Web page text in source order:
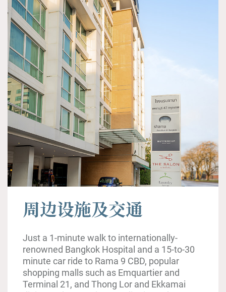
周边设施及交通
Just a 1-minute walk to internationally-
renowned Bangkok Hospital and a 15-to-30
minute car ride to Rama 9 CBD, popular
shopping malls such as Emquartier and
Terminal 21, and Thong Lor and Ekkamai